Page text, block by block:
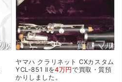
ヤマハ クラリネット CXカスタム
YCL-851 IIを4万円で買取・質預
かり しました。